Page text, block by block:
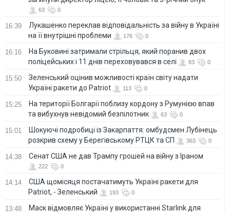
63 0
16:39
Лукашенко переклав відповідальність за війну в Україні
на її внутрішні проблеми
176 0
16:16
На Буковині затримали стрільця, який поранив двох
поліцейських і 11 днів переховувався в селі
83 0
15:50
Зеленський оцінив можливості країн світу надати
Україні ракети до Patriot
113 0
15:25
На території Болгарії поблизу кордону з Румунією впав
та вибухнув невідомий безпілотник
63 0
15:01
Шокуючі подробиці із Закарпаття: омбудсмен Лубінець
розкрив схему у Берегівському РТЦК та СП
363 0
14:38 Сенат США не дав Трампу грошей на війну з Іраном
222 0
14:14
США щомісяця постачатимуть Україні ракети для
Patriot, - Зеленський
193 0
13:48
Маск відмовляє Україні у використанні Starlink для